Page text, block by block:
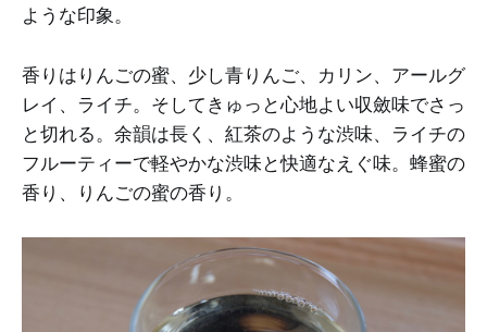
ような印象。
香りはりんごの蜜、少し青りんご、カリン、アールグ
レイ、ライチ。そしてきゅっと心地よい収斂味でさっ
と切れる。余韻は長く、紅茶のような渋味、ライチの
フルーティーで軽やかな渋味と快適なえぐ味。蜂蜜の
香り、りんごの蜜の香り。